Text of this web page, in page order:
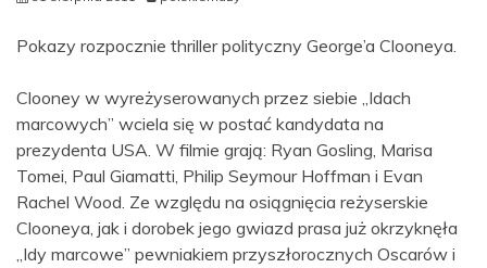
Pokazy rozpocznie thriller polityczny George’a Clooneya.
Clooney w wyreżyserowanych przez siebie „Idach
marcowych” wciela się w postać kandydata na
prezydenta USA. W filmie grają: Ryan Gosling, Marisa
Tomei, Paul Giamatti, Philip Seymour Hoffman i Evan
Rachel Wood. Ze względu na osiągnięcia reżyserskie
Clooneya, jak i dorobek jego gwiazd prasa już okrzyknęła
„Idy marcowe” pewniakiem przyszłorocznych Oscarów i